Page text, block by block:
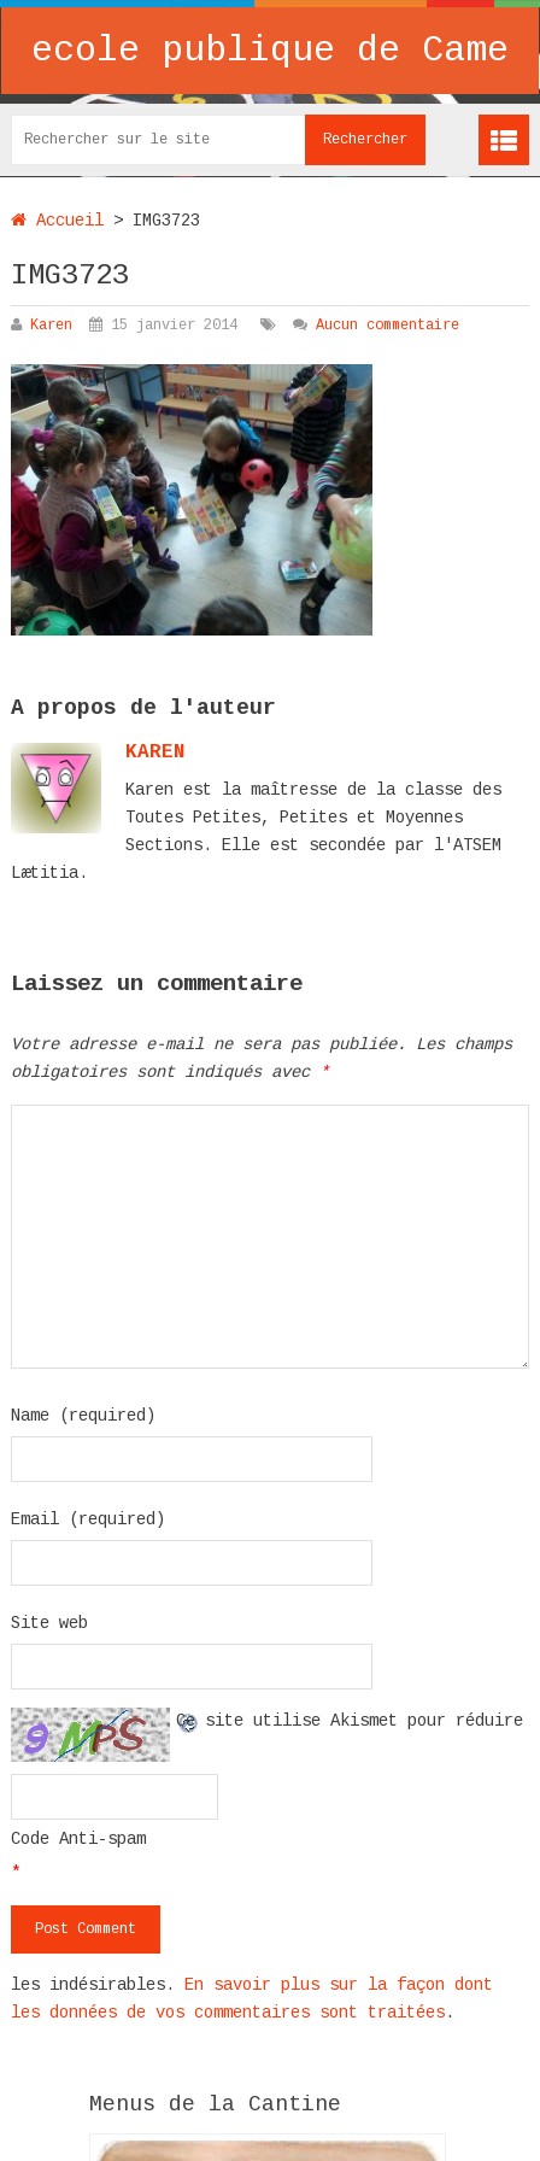
ecole publique de Came
Accueil> IMG3723
IMG3723
Karen 15 janvier 2014 Aucun commentaire
A propos de l'auteur
KAREN
Karen est la maîtresse de la classe des
Toutes Petites, Petites et Moyennes
Sections. Elle est secondée par l'ATSEM
Lætitia.
Laissez un commentaire
Votre adresse e-mail ne sera pas publiée.
Les champs
obligatoires sont indiqués avec
*
Name (required)
Email (required)
Site web
Code Anti-spam
*
Ce site utilise Akismet pour réduire
les indésirables.
En savoir plus sur la façon dont
les données de vos commentaires sont traitées.
Menus de la Cantine